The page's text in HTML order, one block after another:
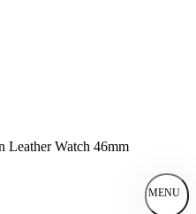
Watch 46mm
MENU